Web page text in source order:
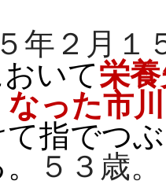
年２月１
いて栄
った市川
指でつ
５３歳。